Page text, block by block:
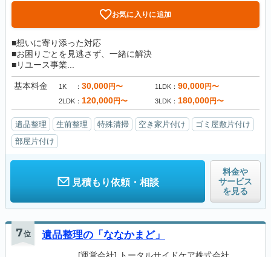
お気に入りに追加
■想いに寄り添った対応
■お困りごとを見逃さず、一緒に解決
■リユース事業...
基本料金 1K 30,000円〜 1LDK 90,000円〜
2LDK 120,000円〜 3LDK 180,000円〜
遺品整理 生前整理 特殊清掃 空き家片付け
ゴミ屋敷片付け
部屋片付け
見積もり依頼・相談
料金や
サービス
を見る
7位 遺品整理の「ななかまど」